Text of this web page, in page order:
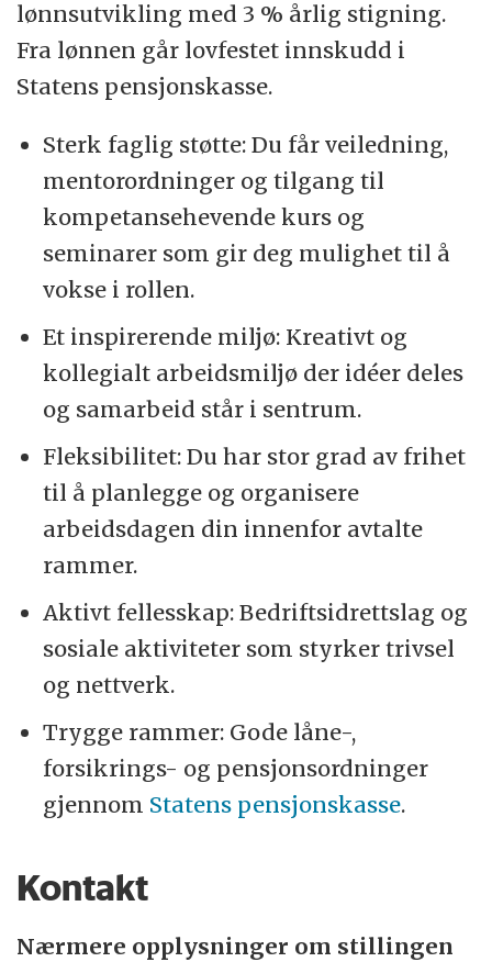
lønnsutvikling med 3 % årlig stigning.
Fra lønnen går lovfestet innskudd i
Statens pensjonskasse.
Sterk faglig støtte: Du får veiledning,
mentorordninger og tilgang til
kompetansehevende kurs og
seminarer som gir deg mulighet til å
vokse i rollen.
Et inspirerende miljø: Kreativt og
kollegialt arbeidsmiljø der idéer deles
og samarbeid står i sentrum.
Fleksibilitet: Du har stor grad av frihet
til å planlegge og organisere
arbeidsdagen din innenfor avtalte
rammer.
Aktivt fellesskap: Bedriftsidrettslag og
sosiale aktiviteter som styrker trivsel
og nettverk.
Trygge rammer: Gode låne-,
forsikrings- og pensjonsordninger
gjennom Statens pensjonskasse.
Kontakt
Nærmere opplysninger om stillingen